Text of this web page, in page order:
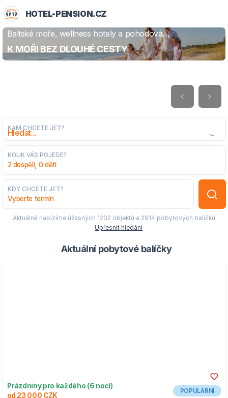
HOTEL-PENSION.CZ
Baltské moře, wellness hotely a pohodová
dovolená
K MOŘI BEZ DLOUHÉ CESTY
ZJISTIT VÍCE
KAM CHCETE JET?
KOLIK VÁS POJEDE?
2 dospělí, 0 dětí
KDY CHCETE JET?
Vyberte termín
Aktuálně nabízíme úžasných 1202 objektů a 2614 pobytových balíčků
Upřesnit hledání
Aktuální pobytové balíčky
Prázdniny pro každého (6 nocí)
od 23 000 CZK
POPULÁRNÍ